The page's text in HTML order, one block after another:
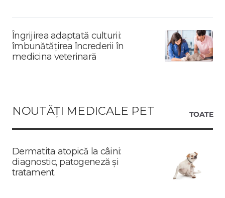
Îngrijirea adaptată culturii:
îmbunătățirea încrederii în
medicina veterinară
NOUTĂȚI MEDICALE PET TOATE
Dermatita atopică la câini:
diagnostic, patogeneză și
tratament